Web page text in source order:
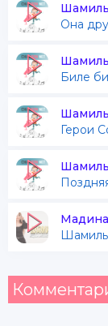
Она
Биле
Герои
Шамиль